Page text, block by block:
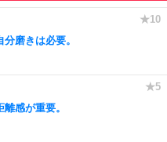
磨きは必要。
感が重要。